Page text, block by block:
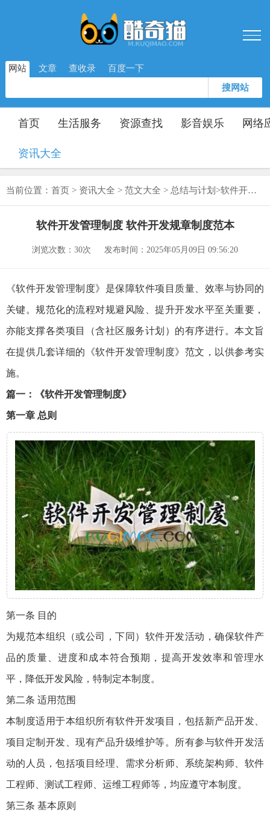
网站 文章 查收录 百度一下
搜网站
首页 生活服务 资源查找 影音娱乐 网络
资讯大全
当前位置： 首页 > 资讯大全 > 范文大全 > 总结与计划 >软件开发管理制度 软件开发规章制度范本
软件开发管理制度 软件开发规章制度范本
浏览次数：30次 发布时间：2025年05月09日 09:56:20
《软件开发管理制度》是保障软件项目质量、效率与协同的
关键。规范化的流程对规避风险、提升开发水平至关重要，
亦能支撑各类项目（含社区服务计划）的有序进行。本文旨
在提供几套详细的《软件开发管理制度》范文，以供参考实
施。
篇一：《软件开发管理制度》
第一章 总则
第一条 目的
为规范本组织（或公司，下同）软件开发活动，确保软件产
品的质量、进度和成本符合预期，提高开发效率和管理水
平，降低开发风险，特制定本制度。
第二条 适用范围
本制度适用于本组织所有软件开发项目，包括新产品开发、
项目定制开发、现有产品升级维护等。所有参与软件开发活
动的人员，包括项目经理、需求分析师、系统架构师、软件
工程师、测试工程师、运维工程师等，均应遵守本制度。
第三条 基本原则